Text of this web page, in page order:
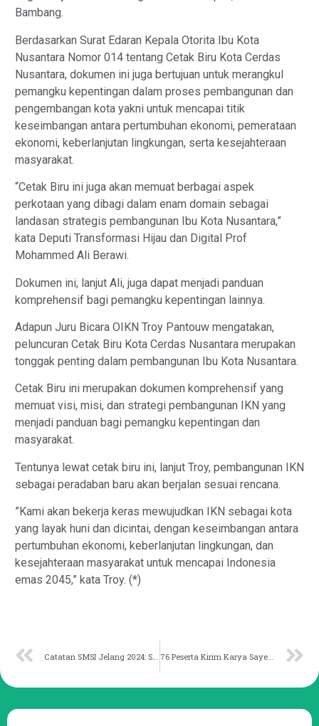
Bambang.
Berdasarkan Surat Edaran Kepala Otorita Ibu Kota
Nusantara Nomor 014 tentang Cetak Biru Kota Cerdas
Nusantara, dokumen ini juga bertujuan untuk merangkul
pemangku kepentingan dalam proses pembangunan dan
pengembangan kota yakni untuk mencapai titik
keseimbangan antara pertumbuhan ekonomi, pemerataan
ekonomi, keberlanjutan lingkungan, serta kesejahteraan
masyarakat.
“Cetak Biru ini juga akan memuat berbagai aspek
perkotaan yang dibagi dalam enam domain sebagai
landasan strategis pembangunan Ibu Kota Nusantara,”
kata Deputi Transformasi Hijau dan Digital Prof
Mohammed Ali Berawi.
Dokumen ini, lanjut Ali, juga dapat menjadi panduan
komprehensif bagi pemangku kepentingan lainnya.
Adapun Juru Bicara OIKN Troy Pantouw mengatakan,
peluncuran Cetak Biru Kota Cerdas Nusantara merupakan
tonggak penting dalam pembangunan Ibu Kota Nusantara.
Cetak Biru ini merupakan dokumen komprehensif yang
memuat visi, misi, dan strategi pembangunan IKN yang
menjadi panduan bagi pemangku kepentingan dan
masyarakat.
Tentunya lewat cetak biru ini, lanjut Troy, pembangunan IKN
sebagai peradaban baru akan berjalan sesuai rencana.
”Kami akan bekerja keras mewujudkan IKN sebagai kota
yang layak huni dan dicintai, dengan keseimbangan antara
pertumbuhan ekonomi, keberlanjutan lingkungan, dan
kesejahteraan masyarakat untuk mencapai Indonesia
emas 2045,” kata Troy. (*)
76 Peserta Kirim Karya Sayembara Logo MTQ Nasional 2024